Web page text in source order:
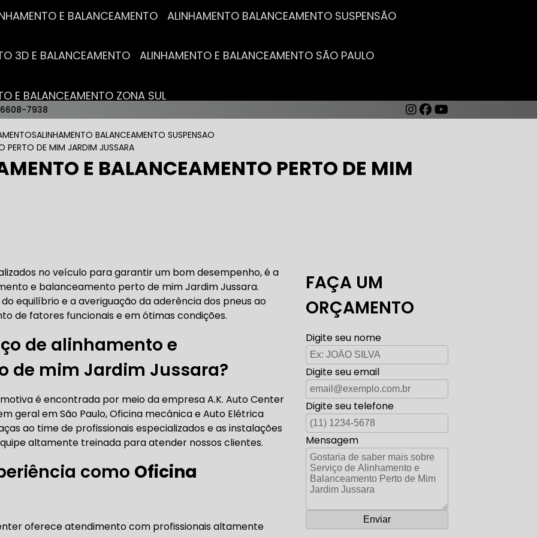
E BALANCEAMENTO ALINHAMENTO BALANCEAMENTO SUSPENSÃO
3D E BALANCEAMENTO ALINHAMENTO E BALANCEAMENTO SÃO PAULO
E BALANCEAMENTO ZONA SUL
MAIS PRÓXIMO AUTO ELÉTRICA AUTOMOTIVA
ABERTA HOJE AUTO ELÉTRICA SOCORRO AUTO ELÉTRICA CARROS ANTIGOS
PRÓXIMO DE MIM AUTO ELÉTRICA SÃO PAULO AUTO ELÉTRICA ZONA SUL
DENTADA CORREIA DENTADA LAND ROVER CORREIA DENTADA RANGE ROVER
CORREIA DENTADA DISCOVERY
7938
ALINHAMENTO BALANCEAMENTO SUSPENSAO
PERTO DE MIM JARDIM JUSSARA
E BALANCEAMENTO PERTO DE MIM
no veículo para garantir um bom desempenho, é a
e balanceamento perto de mim Jardim Jussara.
equilíbrio e a averiguação da aderência dos pneus ao
de fatores funcionais e em ótimas condições.
de alinhamento e
de mim Jardim Jussara?
é encontrada por meio da empresa A.K. Auto Center
geral em São Paulo, Oficina mecânica e Auto Elétrica
ao time de profissionais especializados e as instalações
altamente treinada para atender nossos clientes.
como Oficina
oferece atendimento com profissionais altamente
FAÇA UM
ORÇAMENTO
Digite seu nome
Digite seu email
Digite seu telefone
Mensagem